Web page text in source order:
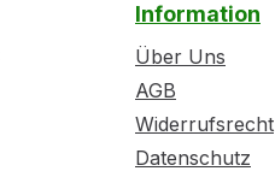
Information
Über Uns
AGB
Widerrufsrecht
Datenschutz